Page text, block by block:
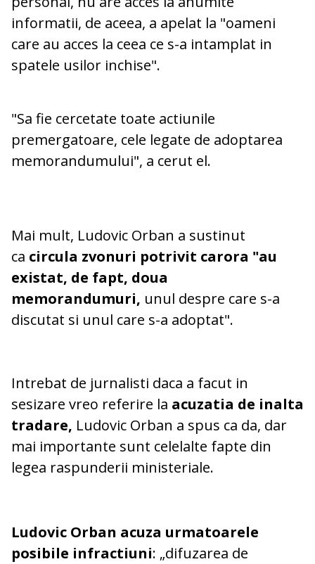
informatii, de aceea, a apelat la "oameni
care au acces la ceea ce s-a intamplat in
spatele usilor inchise".
"Sa fie cercetate toate actiunile
premergatoare, cele legate de adoptarea
memorandumului", a cerut el.
Mai mult, Ludovic Orban a sustinut
ca circula zvonuri potrivit carora "au
existat, de fapt, doua
memorandumuri, unul despre care s-a
discutat si unul care s-a adoptat".
Intrebat de jurnalisti daca a facut in
sesizare vreo referire la acuzatia de inalta
tradare, Ludovic Orban a spus ca da, dar
mai importante sunt celelalte fapte din
legea raspunderii ministeriale.
Ludovic Orban acuza urmatoarele
posibile infractiuni: „difuzarea de